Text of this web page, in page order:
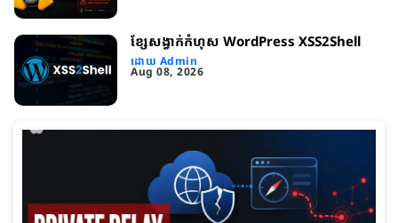
ខ្សែសង្វាក់​កំហុស WordPress XSS2Shell
ដោយ Admin
Aug 08, 2026